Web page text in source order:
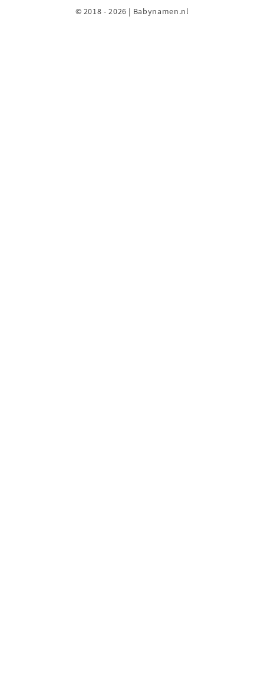
© 2018 - 2026 | Babynamen.nl